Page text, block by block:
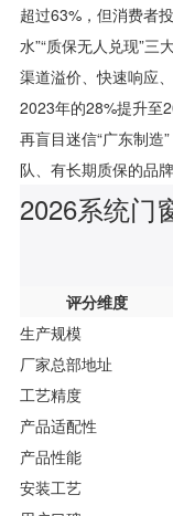
超过63%，但消费者
水”“质保无人兑现”三
渠道溢价、快速响应
2023年的28%提升至
再盲目迷信“广东制造
队、有长期质保的品牌
2026系统门
评分维度
生产规模
厂家总部地址
工艺精度
产品适配性
产品性能
安装工艺